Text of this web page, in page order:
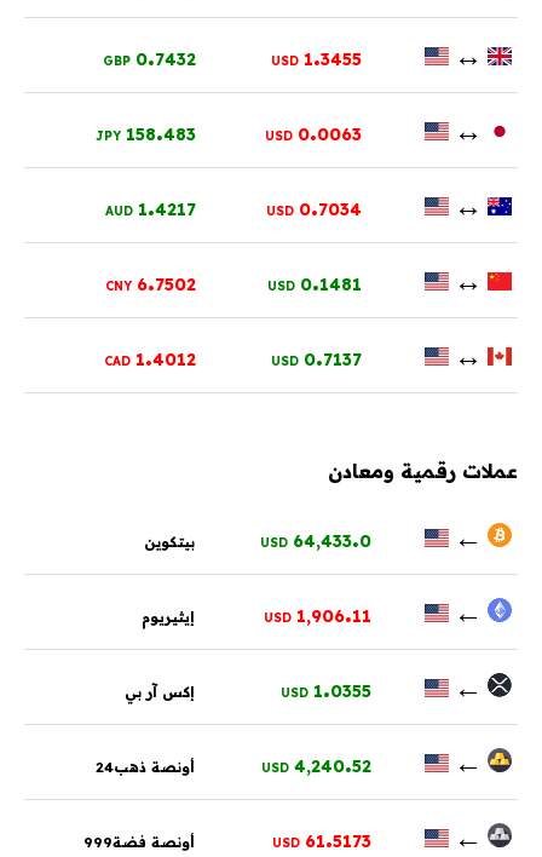
↔
1.3455
USD
0.7432
GBP
↔
0.0063
USD
158.483
JPY
↔
0.7034
USD
1.4217
AUD
↔
0.1481
USD
6.7502
CNY
↔
0.7137
USD
1.4012
CAD
عملات رقمية ومعادن
←
64,433.0
USD بيتكوين
←
1,906.11
USD إيثيريوم
←
1.0355
USD إكس آر بي
←
4,240.52
USD أونصة ذهب24
←
61.5173
USD أونصة فضة999